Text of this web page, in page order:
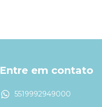
Entre em contato
5519992949000